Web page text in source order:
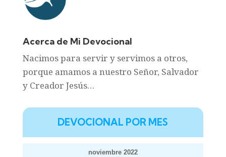
Acerca de Mi Devocional
Nacimos para servir y servimos a otros,
porque amamos a nuestro Señor, Salvador
y Creador Jesús…
DEVOCIONAL POR MES
noviembre 2022